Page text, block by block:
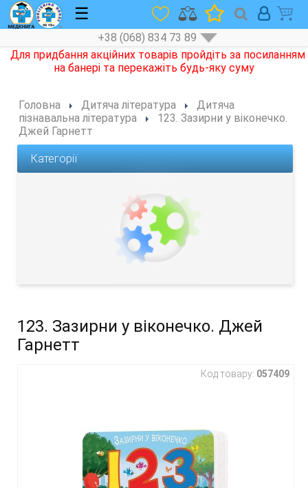
☰
+38 (068) 834 73 89
Головна Дитяча література
Дитяча
пізнавальна література
123. Зазирни у віконечко.
Джей Гарнетт
Категорії
123. Зазирни у віконечко. Джей
Гарнетт
Код товару: 057409